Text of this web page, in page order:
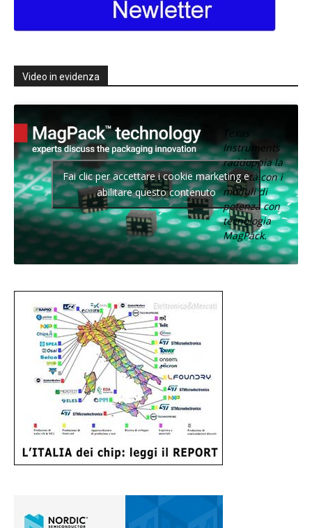
Video in evidenza
Texas
Instruments
raddoppia la
densità con i
moduli di
potenza con
tecnologia
MagPack.
Fai clic per accettare i cookie marketing e
abilitare questo contenuto